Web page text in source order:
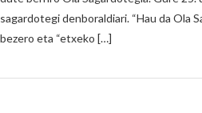
sagardotegi denboraldiari. “Hau da Ola
bezero eta “etxeko […]